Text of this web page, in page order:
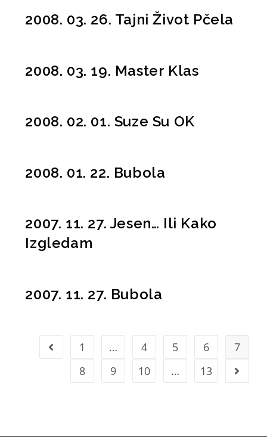
2008. 03. 26. Tajni Život Pčela
2008. 03. 19. Master Klas
2008. 02. 01. Suze Su OK
2008. 01. 22. Bubola
2007. 11. 27. Jesen… Ili Kako
Izgledam
2007. 11. 27. Bubola
1 … 4 5 6
7
8
9 10 … 13